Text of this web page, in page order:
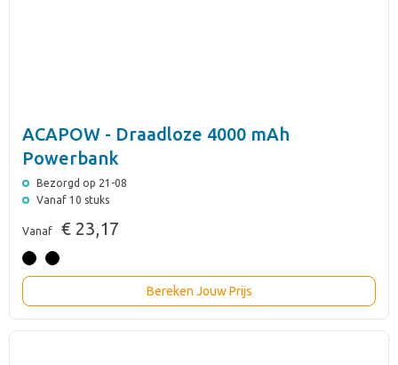
ACAPOW - Draadloze 4000 mAh
Powerbank
Bezorgd op 21-08
Vanaf 10 stuks
Vanaf € 23,17
Bereken Jouw Prijs